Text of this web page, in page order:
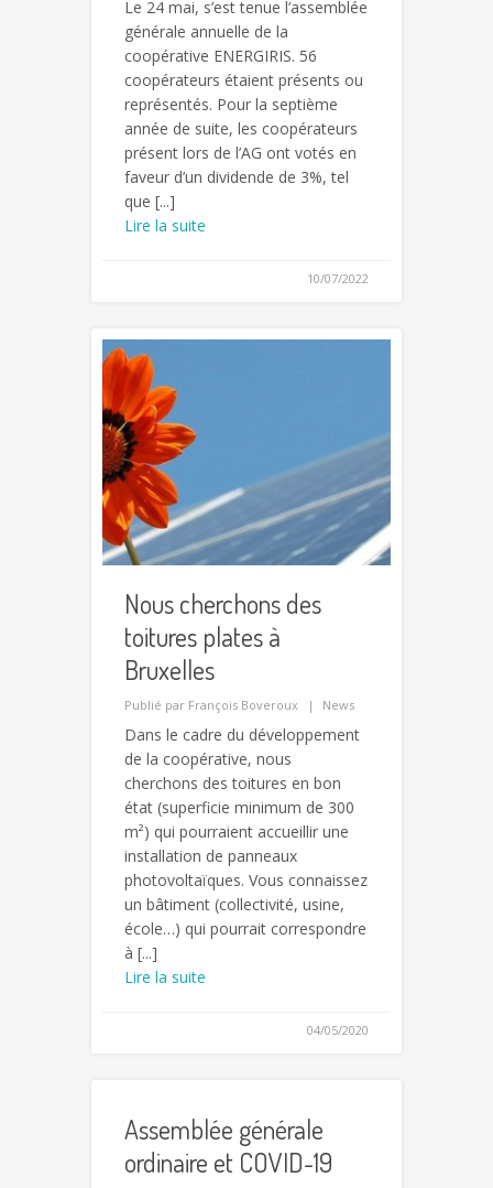
Le 24 mai, s’est tenue l’assemblée
générale annuelle de la
coopérative ENERGIRIS. 56
coopérateurs étaient présents ou
représentés. Pour la septième
année de suite, les coopérateurs
présent lors de l’AG ont votés en
faveur d’un dividende de 3%, tel
que [...]
Lire la suite
10/07/2022
Nous cherchons des
toitures plates à
Bruxelles
Publié par François Boveroux News
Dans le cadre du développement
de la coopérative, nous
cherchons des toitures en bon
état (superficie minimum de 300
m²) qui pourraient accueillir une
installation de panneaux
photovoltaïques. Vous connaissez
un bâtiment (collectivité, usine,
école…) qui pourrait correspondre
à [...]
Lire la suite
04/05/2020
Assemblée générale
ordinaire et COVID-19